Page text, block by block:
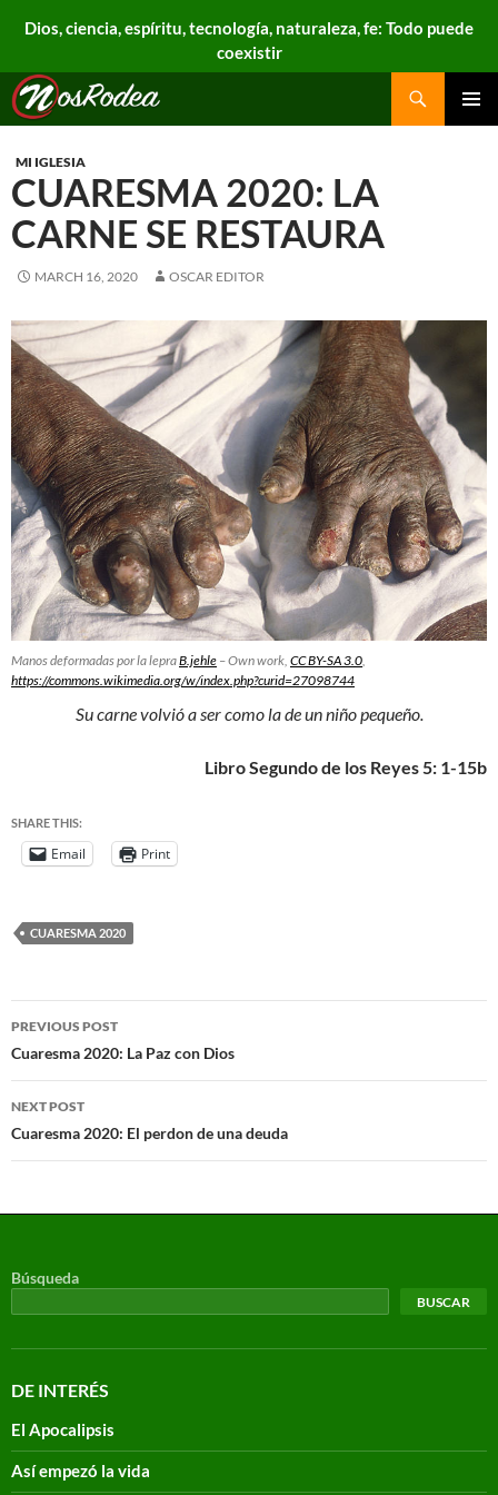
Dios, ciencia, espíritu, tecnología, naturaleza, fe: Todo puede
coexistir
Nos Rodea
Search
MI IGLESIA
CUARESMA 2020: LA
CARNE SE RESTAURA
MARCH 16, 2020 OSCAR EDITOR
Manos deformadas por la lepraB.jehle –Own work CC BY-SA 3.0
https://commons.wikimedia.org/w/index.php?curid=27098744
Su carne volvió a ser como la de un niño pequeño.
Libro Segundo de los Reyes 5: 1-15b
SHARE THIS:
Email Print
CUARESMA 2020
PREVIOUS POST
Cuaresma 2020: La Paz con Dios
NEXT POST
Cuaresma 2020: El perdon de una deuda
Búsqueda
BUSCAR
DE INTERÉS
El Apocalipsis
Así empezó la vida